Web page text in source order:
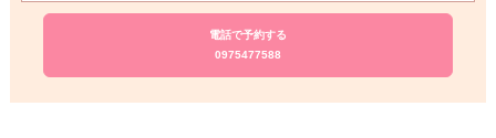
電話で予約する
0975477588